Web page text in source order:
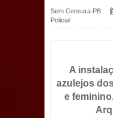
dentro
12
Sem Censura PB
Policial
A
azulejos
e